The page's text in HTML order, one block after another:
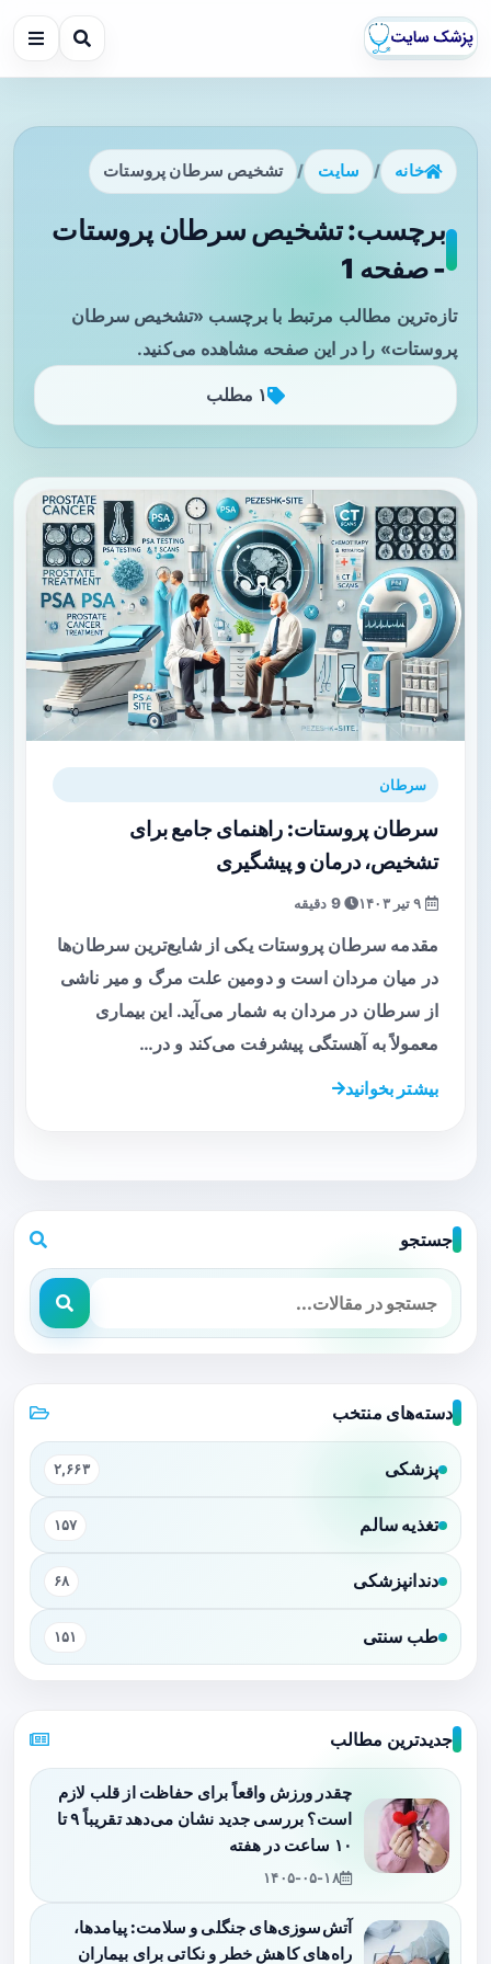
خانه / سایت / تشخیص سرطان پروستات
برچسب: تشخیص سرطان پروستات
- صفحه 1
تازه‌ترین مطالب مرتبط با برچسب «تشخیص سرطان
پروستات» را در این صفحه مشاهده می‌کنید.
۱ مطلب
سرطان
سرطان پروستات: راهنمای جامع برای
تشخیص، درمان و پیشگیری
9 دقیقه
مقدمه سرطان پروستات یکی از شایع‌ترین سرطان‌ها
در میان مردان است و دومین علت مرگ و میر ناشی
از سرطان در مردان به شمار می‌آید. این بیماری
معمولاً به آهستگی پیشرفت می‌کند و در…
بیشتر بخوانید
جستجو
دسته‌های منتخب
پزشکی ۲,۶۶۳
تغذیه سالم ۱۵۷
دندانپزشکی ۶۸
طب سنتی ۱۵۱
جدیدترین مطالب
چقدر ورزش واقعاً برای حفاظت از قلب لازم
است؟ بررسی جدید نشان می‌دهد تقریباً ۹ تا
۱۰ ساعت در هفته
۱۴۰۵-۰۵-۱۸
آتش‌سوزی‌های جنگلی و سلامت: پیامدها،
راه‌های کاهش خطر و نکاتی برای بیماران